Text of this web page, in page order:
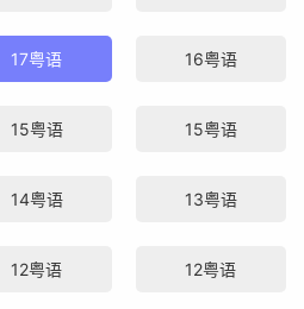
17粤语 16粤语
15粤语 15粤语
14粤语 13粤语
12粤语 12粤语